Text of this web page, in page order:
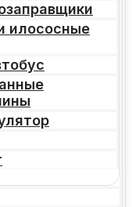
илососные